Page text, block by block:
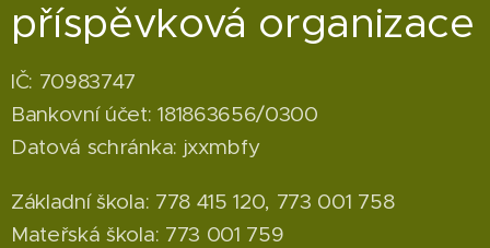
příspěvková organizace
IČ: 70983747
Bankovní účet: 181863656/0300
Datová schránka: jxxmbfy
Základní škola: 778 415 120, 773 001 758
Mateřská škola: 773 001 759